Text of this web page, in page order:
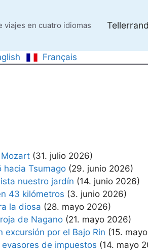
viajes en cuatro idiomas
Français
(31. julio 2026)
hacia Tsumago (29. junio 2026)
nuestro jardín (14. junio 2026)
43 kilómetros (3. junio 2026)
la diosa (28. mayo 2026)
de Nagano (21. mayo 2026)
excursión por el Bajo Rin (15.
de impuestos (14. mayo